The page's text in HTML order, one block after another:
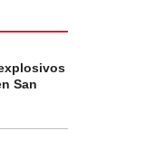
San